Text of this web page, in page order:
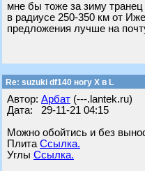
мне бы тоже за зиму транец
в радиусе 250-350 км от
предложения лучше на
Re: suzuki df140 ногу X в L
Автор: Арбат (---.lantek.ru)
Дата: 29-11-21 04:15
Можно обойтись и без
Плита Ссылка.
Углы Ссылка.